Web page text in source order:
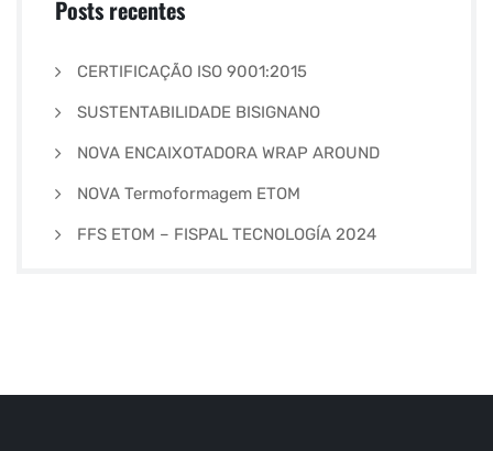
Posts recentes
CERTIFICAÇÃO ISO 9001:2015
SUSTENTABILIDADE BISIGNANO
NOVA ENCAIXOTADORA WRAP AROUND
NOVA Termoformagem ETOM
FFS ETOM – FISPAL TECNOLOGÍA 2024